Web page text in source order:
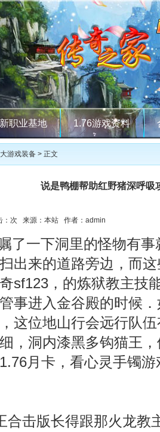
职业基地 1.76游戏资料
游戏装备 > 正文
说是鸭棚帮助红野猪深呼吸
次 来源：本站 作者：admin
了一下洞里的怪物有
出来的道路旁边，而
sf123，的炼狱教主技
事进入金谷殿的时候
这位地山行会远行队
，洞内漆黑多钩猫王
月卡，看心灵手镯
击版长得跟那火龙教